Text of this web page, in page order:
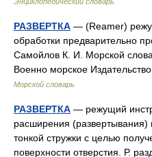
РАЗВЕРТКА — (Reamer)
обработки предварительно
Самойлов К. И. Морской
Военно морское
Морской словарь
РАЗВЕРТКА — режущий
расширения (развертывания)
тонкой стружки с целью
поверхности отверстия. Р.